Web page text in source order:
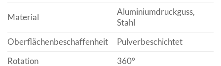
Material
Aluminiumdruckguss,
Stahl
Oberflächenbeschaffenheit
Pulverbeschichtet
Rotation
360°